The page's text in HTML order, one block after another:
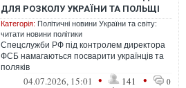
ДЛЯ РОЗКОЛУ УКРАЇНИ ТА ПОЛЬЩІ
Категорія: Політичні новини України та світу:
читати новини політики
Спецслужби РФ під контролем директора
ФСБ намагаються посварити українців та
поляків
04.07.2026, 15:01 • 141 • 0